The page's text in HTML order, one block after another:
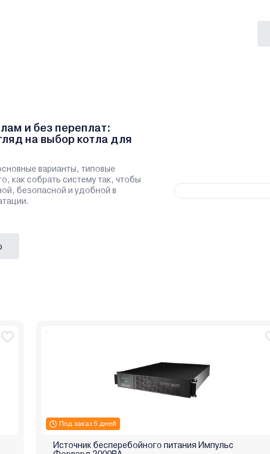
и без переплат:
на выбор котла для
варианты, типовые
как собрать систему так, чтобы
безопасной и удобной в
Под заказ 5 дней
Источник бесперебойного питания Импульс